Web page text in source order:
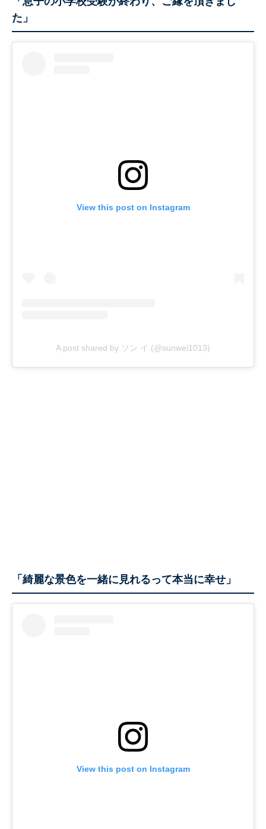
た」
View this post on Instagram
A post shared by ソン イ (@sunwei1013)
「綺麗な景色を一緒に見れるって本当に幸せ」
View this post on Instagram